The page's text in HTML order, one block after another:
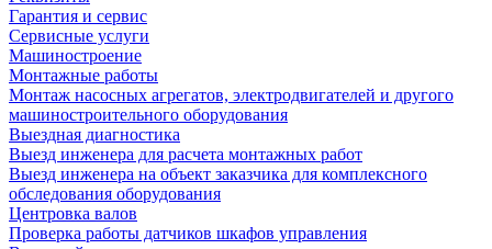
Гарантия и сервис
Сервисные услуги
Машиностроение
Монтажные работы
Монтаж насосных агрегатов, электродвигателей и другого
машиностроительного оборудования
Выездная диагностика
Выезд инженера для расчета монтажных работ
Выезд инженера на объект заказчика для комплексного
обследования оборудования
Центровка валов
Проверка работы датчиков шкафов управления